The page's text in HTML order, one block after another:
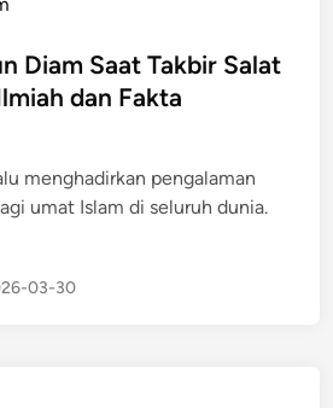
Diam Saat Takbir Salat
dan Fakta
menghadirkan pengalaman
umat Islam di seluruh dunia.
03-30